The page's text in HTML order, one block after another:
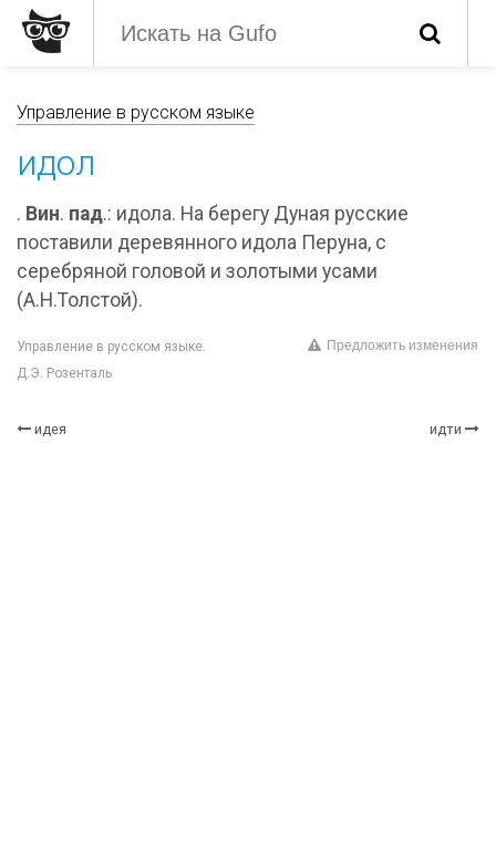
Управление в русском языке
идол
. Вин. пад.: идола. На берегу Дуная русские
поставили деревянного идола Перуна, с
серебряной головой и золотыми усами
(А.Н.Толстой).
Управление в русском языке.
Д.Э. Розенталь
Предложить изменения
идея идти